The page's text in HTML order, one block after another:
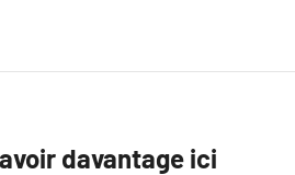
davantage ici